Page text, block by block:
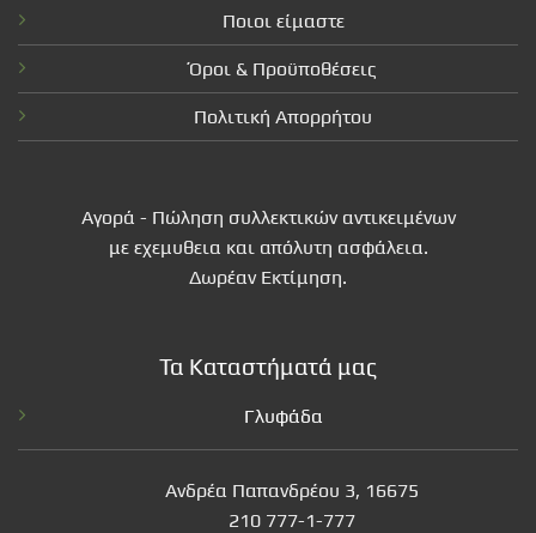
Ποιοι είμαστε
Όροι & Προϋποθέσεις
Πολιτική Απορρήτου
Αγορά - Πώληση συλλεκτικών αντικειμένων
με εχεμυθεια και απόλυτη ασφάλεια.
Δωρέαν Εκτίμηση.
Τα Καταστήματά μας
Γλυφάδα
Ανδρέα Παπανδρέου 3, 16675
210 777-1-777